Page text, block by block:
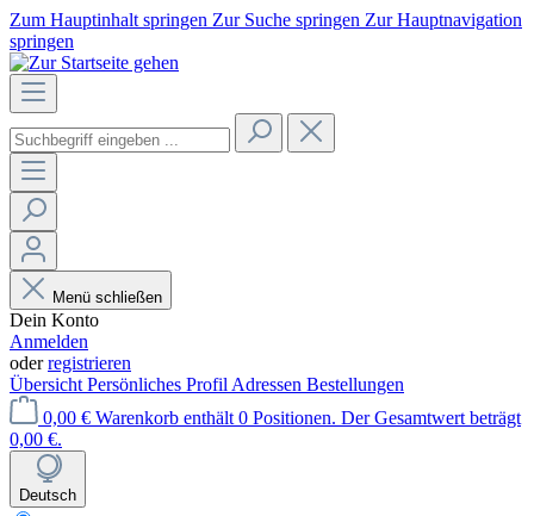
Zum Hauptinhalt springen Zur Suche springen Zur Hauptnavigation
springen
Menü schließen
Dein Konto
Anmelden
oderregistrieren
Übersicht Persönliches Profil Adressen Bestellungen
0,00 € Warenkorb enthält 0 Positionen. Der Gesamtwert beträgt
0,00 €.
Deutsch